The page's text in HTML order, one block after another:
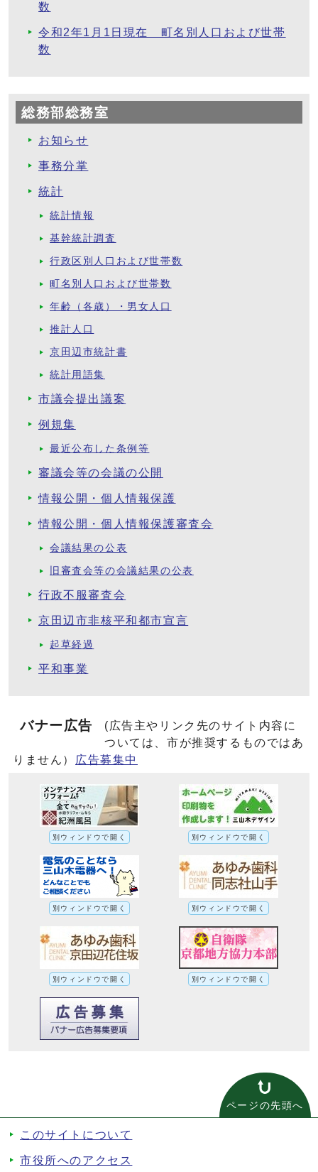
数
令和2年1月1日現在 町名別人口および世帯
数
総務部総務室
お知らせ
事務分掌
統計
統計情報
基幹統計調査
行政区別人口および世帯数
町名別人口および世帯数
年齢（各歳）・男女人口
推計人口
京田辺市統計書
統計用語集
市議会提出議案
例規集
最近公布した条例等
審議会等の会議の公開
情報公開・個人情報保護
情報公開・個人情報保護審査会
会議結果の公表
旧審査会等の会議結果の公表
行政不服審査会
京田辺市非核平和都市宣言
起草経過
平和事業
バナー広告
(広告主やリンク先のサイト内容に
ついては、市が推奨するものではあ
りません）
広告募集中
別ウィンドウで開く 別ウィンドウで開く
別ウィンドウで開く 別ウィンドウで開く
別ウィンドウで開く 別ウィンドウで開く
ページの先頭へ
このサイトについて
市役所へのアクセス